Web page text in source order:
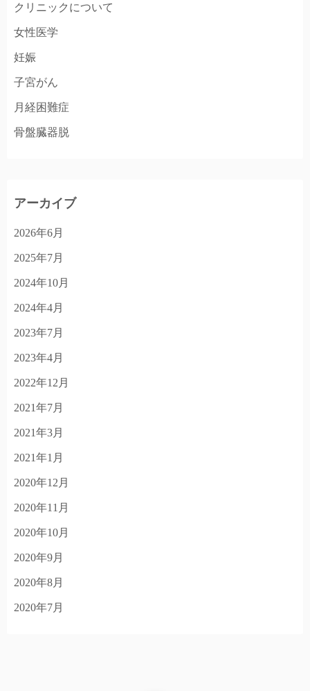
クリニックについて
女性医学
妊娠
子宮がん
月経困難症
骨盤臓器脱
アーカイブ
2026年6月
2025年7月
2024年10月
2024年4月
2023年7月
2023年4月
2022年12月
2021年7月
2021年3月
2021年1月
2020年12月
2020年11月
2020年10月
2020年9月
2020年8月
2020年7月